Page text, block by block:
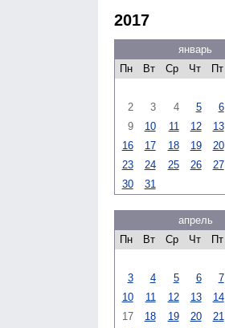
2017
январь
Пн
Вт Ср Чт Пт
2
3 4 5 6
9
10 11 12 13
16
17 18 19 20
23
24 25 26 27
30
31
апрель
Пн
Вт Ср Чт Пт
3
4 5 6 7
10
11 12 13 14
17
18 19 20 21